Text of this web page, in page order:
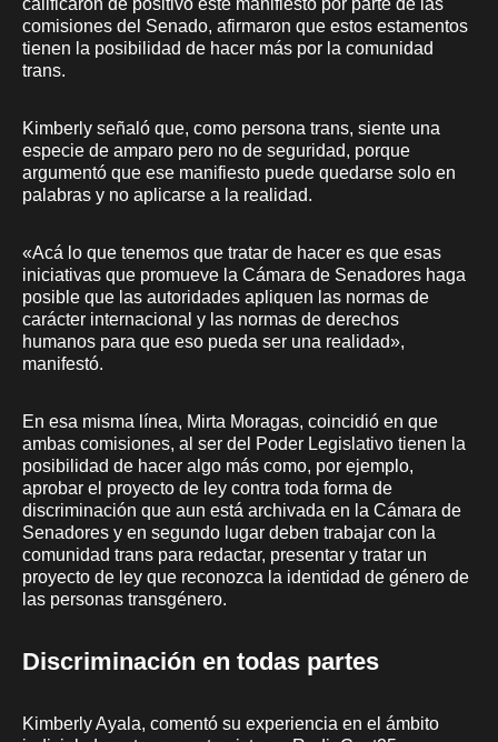
comisiones del Senado, afirmaron que estos estamentos
tienen la posibilidad de hacer más por la comunidad
trans.
Kimberly señaló que, como persona trans, siente una
especie de amparo pero no de seguridad, porque
argumentó que ese manifiesto puede quedarse solo en
palabras y no aplicarse a la realidad.
«Acá lo que tenemos que tratar de hacer es que esas
iniciativas que promueve la Cámara de Senadores haga
posible que las autoridades apliquen las normas de
carácter internacional y las normas de derechos
humanos para que eso pueda ser una realidad»,
manifestó.
En esa misma línea, Mirta Moragas, coincidió en que
ambas comisiones, al ser del Poder Legislativo tienen la
posibilidad de hacer algo más como, por ejemplo,
aprobar el proyecto de ley contra toda forma de
discriminación que aun está archivada en la Cámara de
Senadores y en segundo lugar deben trabajar con la
comunidad trans para redactar, presentar y tratar un
proyecto de ley que reconozca la identidad de género de
las personas transgénero.
Discriminación en todas partes
Kimberly Ayala, comentó su experiencia en el ámbito